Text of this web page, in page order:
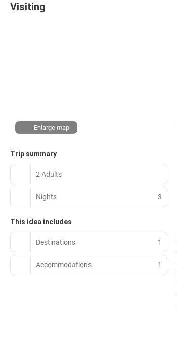
Visiting
Enlarge map
Trip summary
2 Adults
Nights 3
This idea includes
Destinations 1
Accommodations 1